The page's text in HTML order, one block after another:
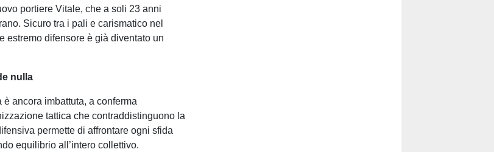
portiere Vitale, che a soli 23 anni
Sicuro tra i pali e carismatico nel
estremo difensore è già diventato un
nulla
ancora imbattuta, a conferma
tattica che contraddistinguono la
permette di affrontare ogni sfida
equilibrio all’intero collettivo.